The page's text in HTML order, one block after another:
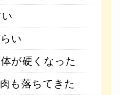
い
が硬くなった
も落ちてきた